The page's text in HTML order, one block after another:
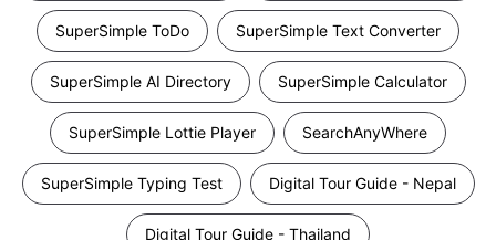
SuperSimple ToDo SuperSimple Text Converter
SuperSimple AI Directory SuperSimple Calculator
SuperSimple Lottie Player SearchAnyWhere
SuperSimple Typing Test Digital Tour Guide - Nepal
Digital Tour Guide - Thailand